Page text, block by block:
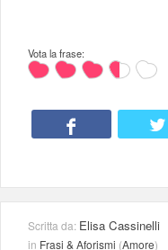
Vota la frase:
Scritta da: Elisa Cassinelli
in Frasi & Aforismi (Amore)